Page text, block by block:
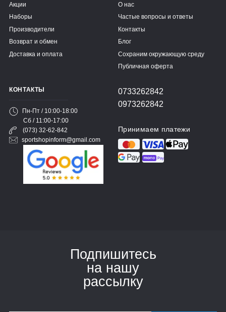
Акции
Наборы
Производители
Возврат и обмен
Доставка и оплата
О нас
Частые вопросы и ответы
Контакты
Блог
Сохраним окружающую среду
Публичная оферта
КОНТАКТЫ
Пн-Пт / 10:00-18:00
Сб / 11:00-17:00
(073) 32-62-842
sportshopinform@gmail.com
0733262842
0973262842
Принимаем платежи
Подпишитесь
на нашу
рассылку